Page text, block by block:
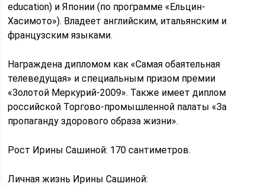
education) и Японии (по программе «Ельцин-
Хасимото»). Владеет английским, итальянским и
французским языками.
Награждена дипломом как «Самая обаятельная
телеведущая» и специальным призом премии
«Золотой Меркурий-2009». Также имеет диплом
российской Торгово-промышленной палаты «За
пропаганду здорового образа жизни».
Рост Ирины Сашиной: 170 сантиметров.
Личная жизнь Ирины Сашиной: